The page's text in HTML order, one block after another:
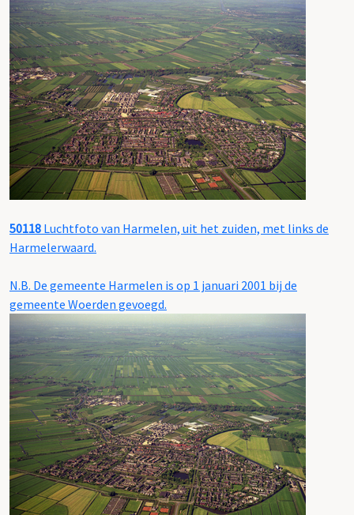
50118 Luchtfoto van Harmelen, uit het zuiden, met links de
Harmelerwaard.
N.B. De gemeente Harmelen is op 1 januari 2001 bij de
gemeente Woerden gevoegd.